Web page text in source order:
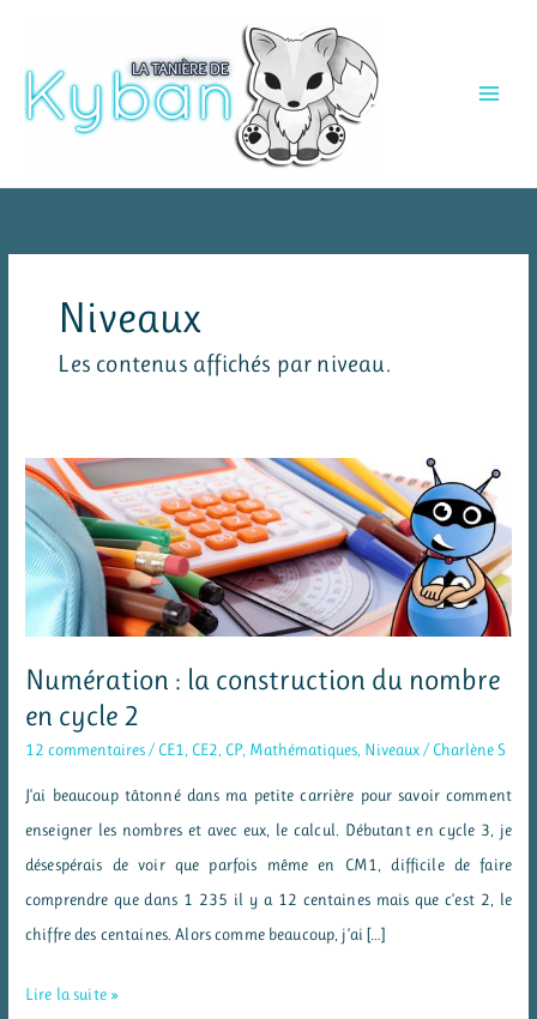
contenu
Niveaux
Les contenus affichés par niveau.
Numération : la construction du nombre
en cycle 2
12 commentaires/ CE1, CE2, CP, Mathématiques, Niveaux/ Charlène S
J’ai beaucoup tâtonné dans ma petite carrière pour savoir comment
enseigner les nombres et avec eux, le calcul. Débutant en cycle 3, je
désespérais de voir que parfois même en CM1, difficile de faire
comprendre que dans 1 235 il y a 12 centaines mais que c’est 2, le
chiffre des centaines. Alors comme beaucoup, j’ai […]
Numération
Lire la suite »